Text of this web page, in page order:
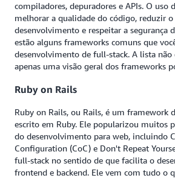
compiladores, depuradores e APIs. O uso
melhorar a qualidade do código, reduzir
desenvolvimento e respeitar a segurança
estão alguns frameworks comuns que
desenvolvimento de full-stack. A lista não
apenas uma visão geral dos frameworks
Ruby on Rails
Ruby on Rails, ou Rails, é um framework
escrito em Ruby. Ele popularizou muitos
do desenvolvimento para web, incluindo
Configuration (CoC) e Don't Repeat
full-stack no sentido de que facilita o
frontend e backend. Ele vem com tudo o